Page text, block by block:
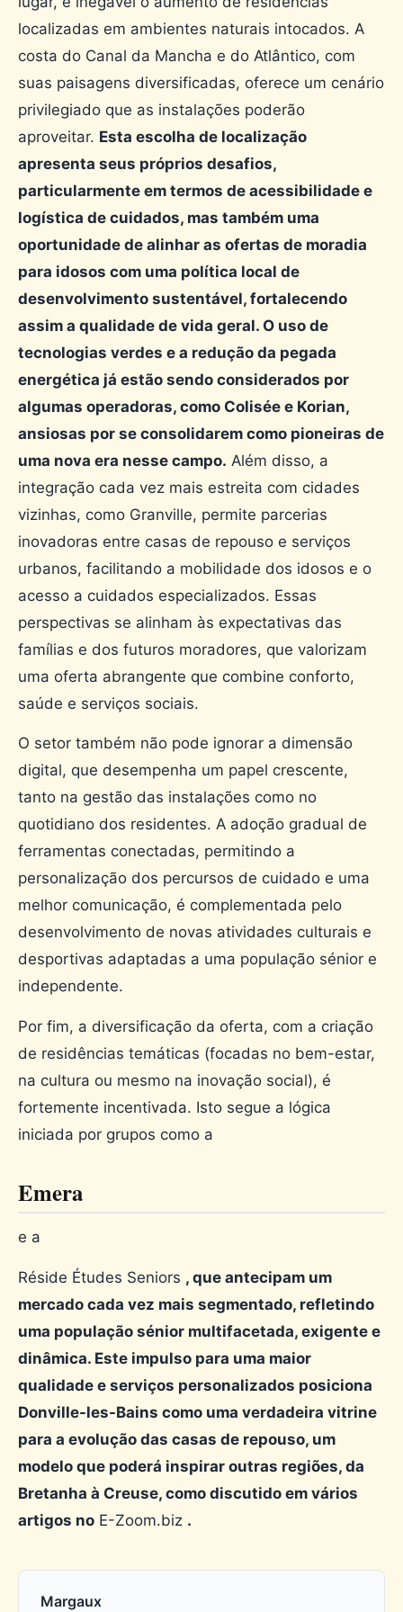
localizadas em ambientes naturais intocados. A
costa do Canal da Mancha e do Atlântico, com
suas paisagens diversificadas, oferece um cenário
privilegiado que as instalações poderão
aproveitar. Esta escolha de localização
apresenta seus próprios desafios,
particularmente em termos de acessibilidade e
logística de cuidados, mas também uma
oportunidade de alinhar as ofertas de moradia
para idosos com uma política local de
desenvolvimento sustentável, fortalecendo
assim a qualidade de vida geral. O uso de
tecnologias verdes e a redução da pegada
energética já estão sendo considerados por
algumas operadoras, como Colisée e Korian,
ansiosas por se consolidarem como pioneiras de
uma nova era nesse campo. Além disso, a
integração cada vez mais estreita com cidades
vizinhas, como Granville, permite parcerias
inovadoras entre casas de repouso e serviços
urbanos, facilitando a mobilidade dos idosos e o
acesso a cuidados especializados. Essas
perspectivas se alinham às expectativas das
famílias e dos futuros moradores, que valorizam
uma oferta abrangente que combine conforto,
saúde e serviços sociais.
O setor também não pode ignorar a dimensão
digital, que desempenha um papel crescente,
tanto na gestão das instalações como no
quotidiano dos residentes. A adoção gradual de
ferramentas conectadas, permitindo a
personalização dos percursos de cuidado e uma
melhor comunicação, é complementada pelo
desenvolvimento de novas atividades culturais e
desportivas adaptadas a uma população sénior e
independente.
Por fim, a diversificação da oferta, com a criação
de residências temáticas (focadas no bem-estar,
na cultura ou mesmo na inovação social), é
fortemente incentivada. Isto segue a lógica
iniciada por grupos como a
Emera
e a
Réside Études Seniors , que antecipam um
mercado cada vez mais segmentado, refletindo
uma população sénior multifacetada, exigente e
dinâmica. Este impulso para uma maior
qualidade e serviços personalizados posiciona
Donville-les-Bains como uma verdadeira vitrine
para a evolução das casas de repouso, um
modelo que poderá inspirar outras regiões, da
Bretanha à Creuse, como discutido em vários
artigos no E-Zoom.biz .
Margaux